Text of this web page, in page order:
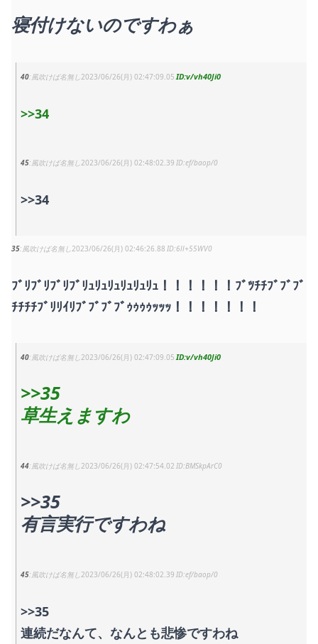
寝付けないのですわぁ
40 風吹けば名無し 2023/06/26(月) 02:47:09.05 v/vh40Ji0
>>34
45 風吹けば名無し 2023/06/26(月) 02:48:02.39 ef/baop/0
>>34
35 風吹けば名無し 2023/06/26(月) 02:46:26.88 6ll+55WV0
ﾌﾞﾘﾌﾞﾘﾌﾞﾘﾌﾞﾘｭﾘｭﾘｭﾘｭﾘｭﾘｭ！！！！！！ﾌﾞﾂﾁﾁﾌﾞﾌﾞﾌﾞ
ﾁﾁﾁﾁﾌﾞﾘﾘｲﾘﾌﾞﾌﾞﾌﾞﾌﾞｩｩｩｩｯｯｯ！！！！！！！
40 風吹けば名無し 2023/06/26(月) 02:47:09.05 v/vh40Ji0
>>35
草生えますわ
44 風吹けば名無し 2023/06/26(月) 02:47:54.02 BMSkpArC0
>>35
有言実行ですわね
45 風吹けば名無し 2023/06/26(月) 02:48:02.39 ef/baop/0
>>35
連続だなんて、なんとも悲惨ですわね